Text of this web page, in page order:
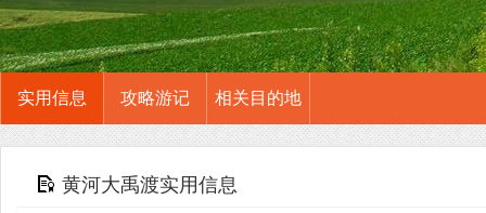
实用信息 攻略游记 相关目的地
黄河大禹渡实用信息